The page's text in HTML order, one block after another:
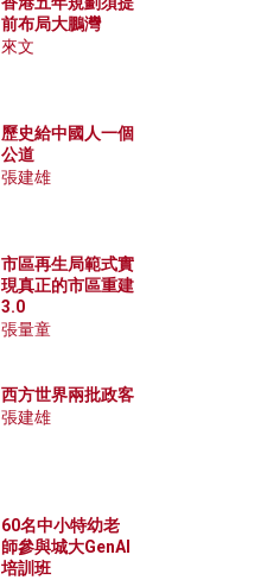
前布局大鵬灣
來文
歷史給中國人一個
公道
張建雄
市區再生局範式實
現真正的市區重建
3.0
張量童
西方世界兩批政客
張建雄
60名中小特幼老
師參與城大GenAI
培訓班